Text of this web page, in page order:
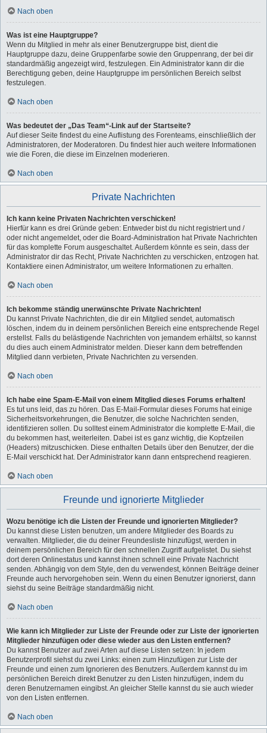
Nach oben
Was ist eine Hauptgruppe?
Wenn du Mitglied in mehr als einer Benutzergruppe bist, dient die
Hauptgruppe dazu, deine Gruppenfarbe sowie den Gruppenrang, der bei dir
standardmäßig angezeigt wird, festzulegen. Ein Administrator kann dir die
Berechtigung geben, deine Hauptgruppe im persönlichen Bereich selbst
festzulegen.
Nach oben
Was bedeutet der „Das Team“-Link auf der Startseite?
Auf dieser Seite findest du eine Auflistung des Forenteams, einschließlich der
Administratoren, der Moderatoren. Du findest hier auch weitere Informationen
wie die Foren, die diese im Einzelnen moderieren.
Nach oben
Private Nachrichten
Ich kann keine Privaten Nachrichten verschicken!
Hierfür kann es drei Gründe geben: Entweder bist du nicht registriert und /
oder nicht angemeldet, oder die Board-Administration hat Private Nachrichten
für das komplette Forum ausgeschaltet. Außerdem könnte es sein, dass der
Administrator dir das Recht, Private Nachrichten zu verschicken, entzogen hat.
Kontaktiere einen Administrator, um weitere Informationen zu erhalten.
Nach oben
Ich bekomme ständig unerwünschte Private Nachrichten!
Du kannst Private Nachrichten, die dir ein Mitglied sendet, automatisch
löschen, indem du in deinem persönlichen Bereich eine entsprechende Regel
erstellst. Falls du belästigende Nachrichten von jemandem erhältst, so kannst
du dies auch einem Administrator melden. Dieser kann dem betreffenden
Mitglied dann verbieten, Private Nachrichten zu versenden.
Nach oben
Ich habe eine Spam-E-Mail von einem Mitglied dieses Forums erhalten!
Es tut uns leid, das zu hören. Das E-Mail-Formular dieses Forums hat einige
Sicherheitsvorkehrungen, die Benutzer, die solche Nachrichten senden,
identifizieren sollen. Du solltest einem Administrator die komplette E-Mail, die
du bekommen hast, weiterleiten. Dabei ist es ganz wichtig, die Kopfzeilen
(Headers) mitzuschicken. Diese enthalten Details über den Benutzer, der die
E-Mail verschickt hat. Der Administrator kann dann entsprechend reagieren.
Nach oben
Freunde und ignorierte Mitglieder
Wozu benötige ich die Listen der Freunde und ignorierten Mitglieder?
Du kannst diese Listen benutzen, um andere Mitglieder des Boards zu
verwalten. Mitglieder, die du deiner Freundesliste hinzufügst, werden in
deinem persönlichen Bereich für den schnellen Zugriff aufgelistet. Du siehst
dort deren Onlinestatus und kannst ihnen schnell eine Private Nachricht
senden. Abhängig von dem Style, den du verwendest, können Beiträge deiner
Freunde auch hervorgehoben sein. Wenn du einen Benutzer ignorierst, dann
siehst du seine Beiträge standardmäßig nicht.
Nach oben
Wie kann ich Mitglieder zur Liste der Freunde oder zur Liste der ignorierten
Mitglieder hinzufügen oder diese wieder aus den Listen entfernen?
Du kannst Benutzer auf zwei Arten auf diese Listen setzen: In jedem
Benutzerprofil siehst du zwei Links: einen zum Hinzufügen zur Liste der
Freunde und einen zum Ignorieren des Benutzers. Außerdem kannst du im
persönlichen Bereich direkt Benutzer zu den Listen hinzufügen, indem du
deren Benutzernamen eingibst. An gleicher Stelle kannst du sie auch wieder
von den Listen entfernen.
Nach oben